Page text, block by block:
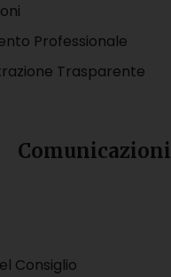
Professionale
Trasparente
Comunicazioni
Consiglio